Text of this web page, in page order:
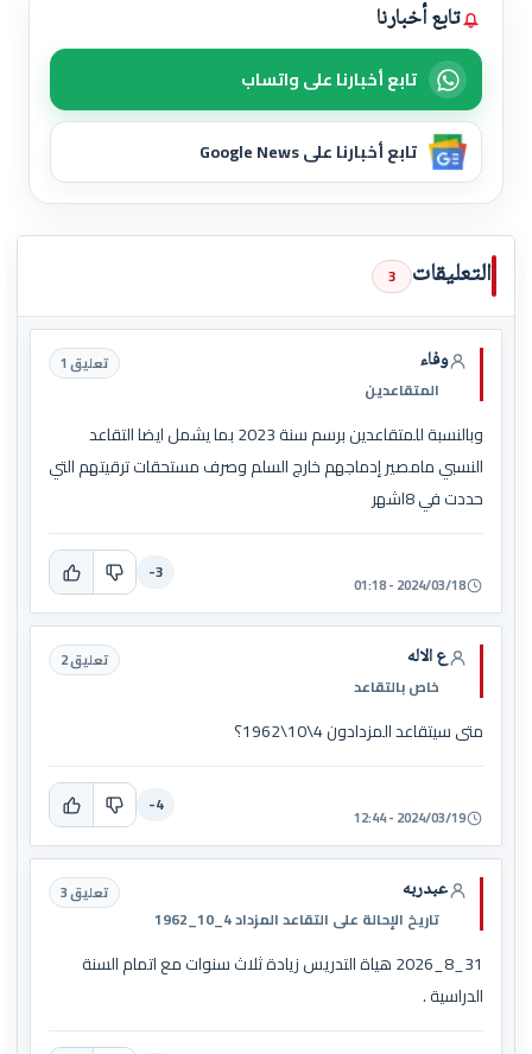
تابع أخبارنا
تابع أخبارنا على واتساب
تابع أخبارنا على Google News
التعليقات 3
وفاء
المتقاعدين
تعليق 1
وبالنسبة للمتقاعدين برسم سنة 2023 بما يشمل ايضا التقاعد
النسبي مامصير إدماجهم خارج السلم وصرف مستحقات ترقيتهم التي
حددت في 8اشهر
2024/03/18 - 01:18
-3
ع الاله
خاص بالتقاعد
تعليق 2
متى سيتقاعد المزدادون 4\10\1962؟
2024/03/19 - 12:44
-4
عبدربه
تاريخ الإحالة على التقاعد المزداد 4_10_1962
تعليق 3
31_8_2026 هياة التدريس زيادة ثلاث سنوات مع اتمام السنة
الدراسية .